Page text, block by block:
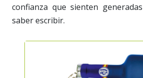
confianza que sienten
saber escribir.